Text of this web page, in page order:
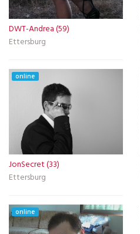
DWT-Andrea (59)
Ettersburg
online
JonSecret (33)
Ettersburg
online